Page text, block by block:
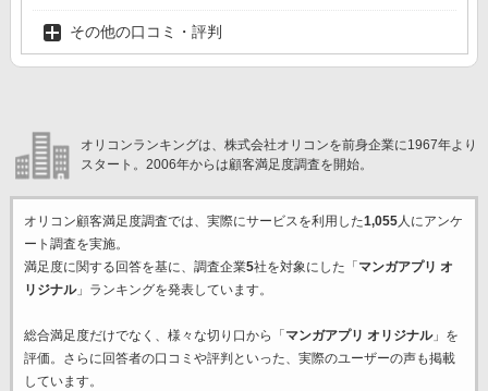
その他の口コミ・評判
オリコンランキングは、株式会社オリコンを前身企業に1967年より
スタート。2006年からは顧客満足度調査を開始。
オリコン顧客満足度調査では、実際にサービスを利用した1,055人にアンケ
ート調査を実施。
満足度に関する回答を基に、調査企業5社を対象にした「 マンガアプリ オ
リジナル」ランキングを発表しています。
総合満足度だけでなく、様々な切り口から「 マンガアプリ オリジナル」を
評価。さらに回答者の口コミや評判といった、実際のユーザーの声も掲載
しています。